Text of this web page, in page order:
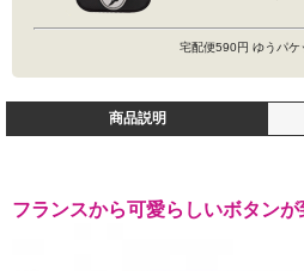
宅配便590円 ゆうパケ
商品説明
フランスから可愛らしいボタンが